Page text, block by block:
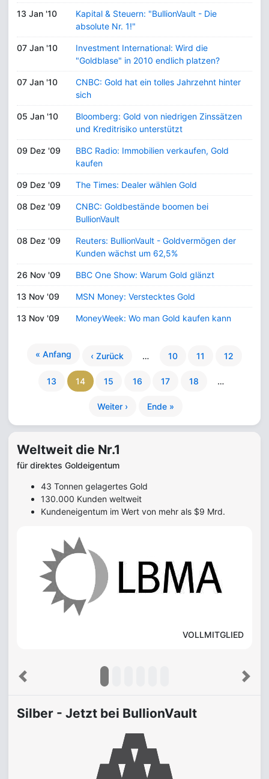
13 Jan '10
Kapital & Steuern: "BullionVault - Die
absolute Nr. 1!"
07 Jan '10
Investment International: Wird die
"Goldblase" in 2010 endlich platzen?
07 Jan '10
CNBC: Gold hat ein tolles Jahrzehnt hinter
sich
05 Jan '10
Bloomberg: Gold von niedrigen Zinssätzen
und Kreditrisiko unterstützt
09 Dez '09
BBC Radio: Immobilien verkaufen, Gold
kaufen
09 Dez '09 The Times: Dealer wählen Gold
08 Dez '09
CNBC: Goldbestände boomen bei
BullionVault
08 Dez '09
Reuters: BullionVault - Goldvermögen der
Kunden wächst um 62,5%
26 Nov '09 BBC One Show: Warum Gold glänzt
13 Nov '09 MSN Money: Verstecktes Gold
13 Nov '09 MoneyWeek: Wo man Gold kaufen kann
« Anfang ‹ Zurück … 10 11 12
13 14 15 16 17 18 …
Weiter › Ende »
Weltweit die Nr.1
für direktes Goldeigentum
43 Tonnen gelagertes Gold
130.000 Kunden weltweit
Kundeneigentum im Wert von mehr als $9 Mrd.
VOLLMITGLIED
Previous Next
Silber - Jetzt bei BullionVault